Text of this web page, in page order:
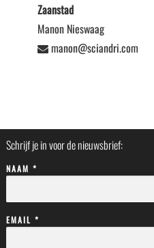
Zaanstad
Manon Nieswaag
manon@sciandri.com
Schrijf je in voor de nieuwsbrief:
NAAM *
EMAIL *